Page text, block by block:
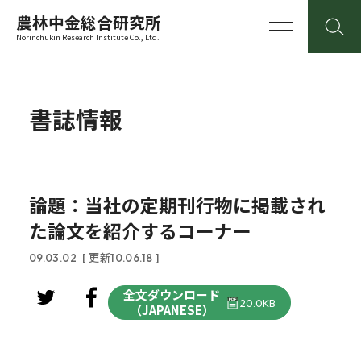
農林中金総合研究所
Norinchukin Research Institute Co., Ltd.
書誌情報
論題：当社の定期刊行物に掲載され
た論文を紹介するコーナー
09.03.02 [ 更新10.06.18 ]
全文ダウンロード
（JAPANESE）
20.0KB